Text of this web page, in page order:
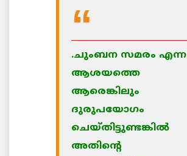
.ചുംബന സമരം എന്ന
ആശയത്തെ
ആരെങ്കിലും
ദുരുപയോഗം
ചെയ്തിട്ടുണ്ടങ്കില്‍
അതിന്റെ